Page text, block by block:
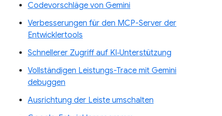
Codevorschläge von Gemini
Verbesserungen für den MCP-Server der
Entwicklertools
Schnellerer Zugriff auf KI‑Unterstützung
Vollständigen Leistungs-Trace mit Gemini
debuggen
Ausrichtung der Leiste umschalten